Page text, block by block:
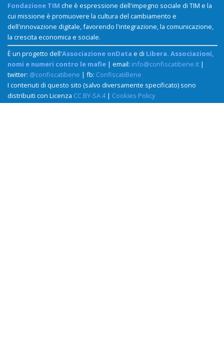
Fondazione TIM che è espressione dell'impegno sociale di TIM e la
cui missione è promuovere la cultura del cambiamento e
dell'innovazione digitale, favorendo l'integrazione, la comunicazione,
la crescita economica e sociale.
È un progetto dell'Associazione onData e di Libera. Associazioni,
nomi e numeri contro le mafie | email: info@confiscatibene.it |
twitter: @confiscatibene | fb: ConfiscatiBene
I contenuti di questo sito (salvo diversamente specificato) sono
distribuiti con Licenza CC BY-SA 4| Cookies Policy